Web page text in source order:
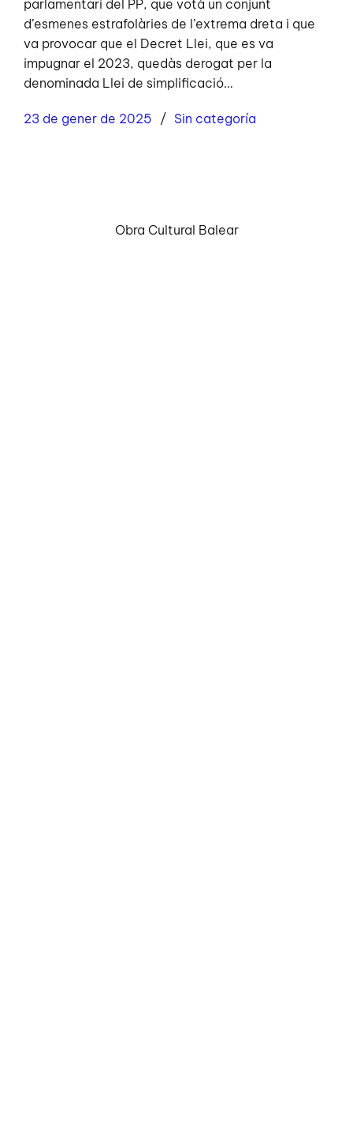
parlamentari del PP, que votà un conjunt
d’esmenes estrafolàries de l’extrema dreta i que
va provocar que el Decret Llei, que es va
impugnar el 2023, quedàs derogat per la
denominada Llei de simplificació…
23 de gener de 2025 Sin categoría
Obra Cultural Balear